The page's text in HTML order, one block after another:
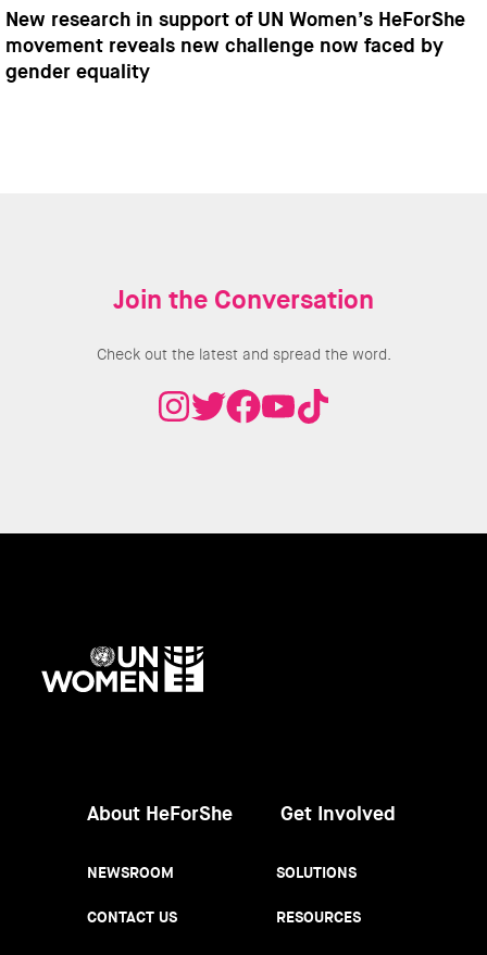
New research in support of UN Women’s HeForShe
movement reveals new challenge now faced by
gender equality
Join the Conversation
Check out the latest and spread the word.
About HeForShe
NEWSROOM
CONTACT US
Get Involved
SOLUTIONS
RESOURCES